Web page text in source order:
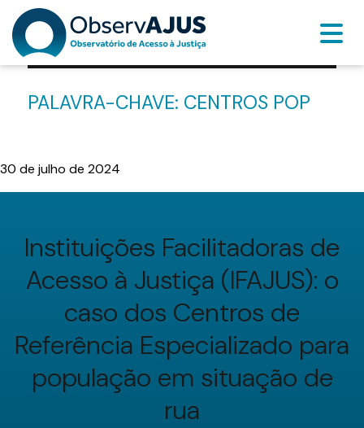
PALAVRA-CHAVE: CENTROS POP
30 de julho de 2024
Instituições Facilitadoras de
Acesso à Justiça (IFAJUS): o
caso dos Centros de
Referência Especializado para
população em situação de
rua